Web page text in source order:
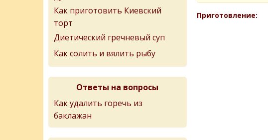
Приготовление:
Как приготовить Киевский
торт
Диетический гречневый суп
Как солить и вялить рыбу
Ответы на вопросы
Как удалить горечь из
баклажан